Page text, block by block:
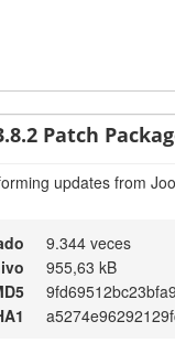
Patch
updates from
9.344 veces
955,63 kB